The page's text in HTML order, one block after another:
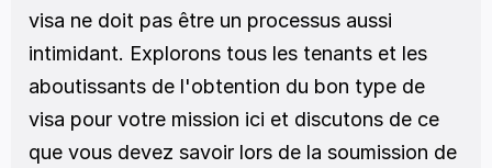
visa ne doit pas être un processus aussi
intimidant. Explorons tous les tenants et les
aboutissants de l'obtention du bon type de
visa pour votre mission ici et discutons de ce
que vous devez savoir lors de la soumission de